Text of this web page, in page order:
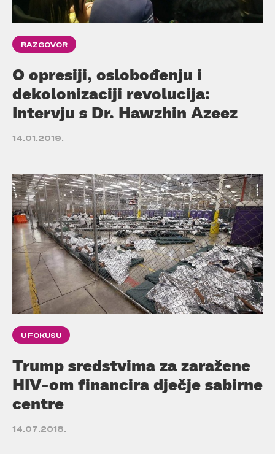
RAZGOVOR
O opresiji, oslobođenju i
dekolonizaciji revolucija:
Intervju s Dr. Hawzhin Azeez
14.01.2019.
U FOKUSU
Trump sredstvima za zaražene
HIV-om financira dječje sabirne
centre
14.07.2018.